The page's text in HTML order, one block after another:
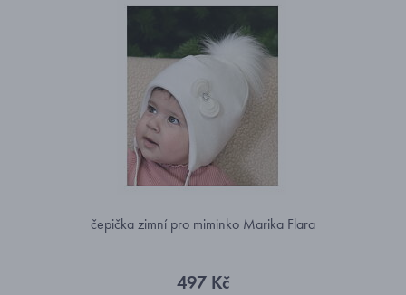
čepička zimní pro miminko Marika Flara
497 Kč